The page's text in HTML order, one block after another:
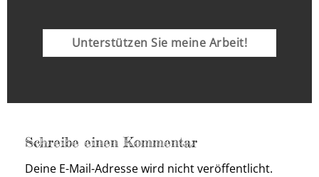
Unterstützen Sie meine Arbeit!
Schreibe einen Kommentar
Deine E-Mail-Adresse wird nicht veröffentlicht.